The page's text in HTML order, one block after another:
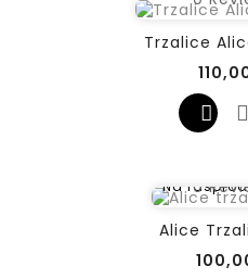
Trzalice
Na 0
Alice